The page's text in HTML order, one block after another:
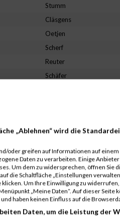
Stumm
Cläsgens
Oetjen
Scherf
Reuter
Schäfer
Pohle
Voss
Siebenborn
Reger
Martini
Anastasini
„Ablehnen“ wird die
oder greifen auf Informationen auf einem
Daten zu verarbeiten. Einige
Um dem zu widersprechen, öffnen Sie
die Schaltfläche „Einstellungen
Um Ihre Einwilligung zu
„Meine Daten“. Auf dieser
haben keinen Einfluss auf die
Daten, um die Leistung der